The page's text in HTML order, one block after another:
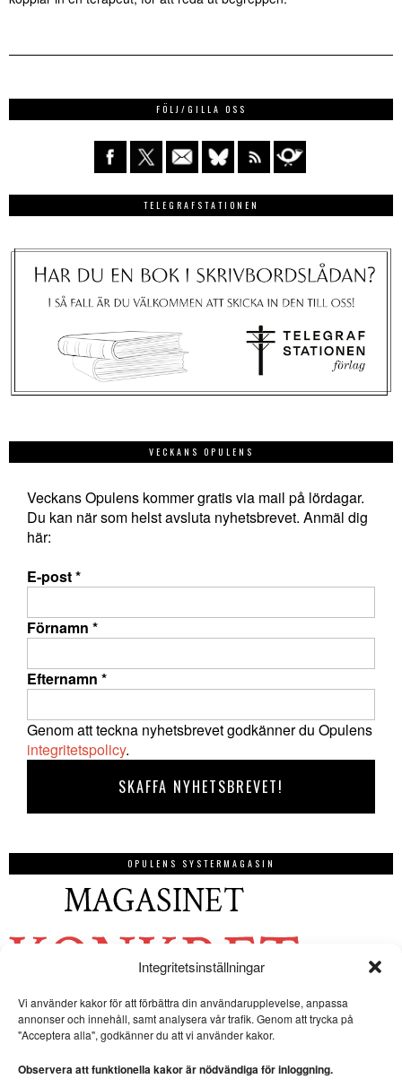
Integritetsinställningar
Vi använder kakor för att förbättra din användarupplevelse, anpassa
annonser och innehåll, samt analysera vår trafik. Genom att trycka på
"Acceptera alla", godkänner du att vi använder kakor.
Observera att funktionella kakor är nödvändiga för inloggning.
FÖLJ/GILLA OSS
TELEGRAFSTATIONEN
VECKANS OPULENS
Veckans Opulens kommer gratis via mail på lördagar.
Du kan när som helst avsluta nyhetsbrevet. Anmäl dig
här:
E-post*
Förnamn *
Efternamn *
Genom att teckna nyhetsbrevet godkänner du Opulens
integritetspolicy.
OPULENS SYSTERMAGASIN